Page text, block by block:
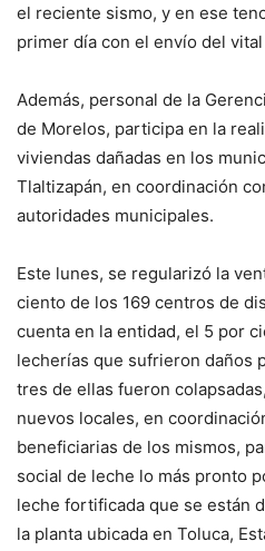
el reciente sismo, y en ese
primer día con el envío del
Además, personal de la
de Morelos, participa en la
viviendas dañadas en los
Tlaltizapán, en coordinación
autoridades municipales.
Este lunes, se regularizó la
ciento de los 169 centros de
cuenta en la entidad, el 5 por
lecherías que sufrieron daños
tres de ellas fueron
nuevos locales, en
beneficiarias de los mismos,
social de leche lo más pronto
leche fortificada que se están
la planta ubicada en Toluca,